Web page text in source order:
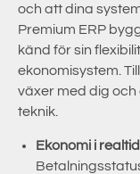
och att dina
Premium ERP
känd för sin
ekonomisystem.
växer med dig och
teknik.
Ekonomi i realtid